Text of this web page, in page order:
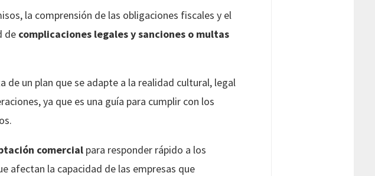
la comprensión de las obligaciones fiscales y el
de complicaciones legales y sanciones o multas
un plan que se adapte a la realidad cultural, legal
ya que es una guía para cumplir con los
comercial para responder rápido a los
afectan la capacidad de las empresas que